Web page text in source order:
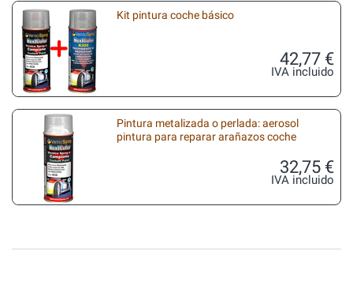
Kit pintura coche básico
42,77 €
IVA incluido
Pintura metalizada o perlada: aerosol
pintura para reparar arañazos coche
32,75 €
IVA incluido